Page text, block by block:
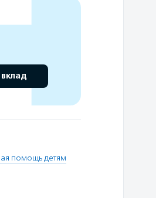
помощь детям